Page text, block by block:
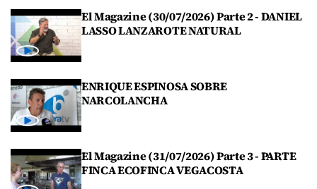
El Magazine (30/07/2026) Parte 2 - DANIEL
LASSO LANZAROTE NATURAL
ENRIQUE ESPINOSA SOBRE
NARCOLANCHA
El Magazine (31/07/2026) Parte 3 - PARTE
FINCA ECOFINCA VEGACOSTA